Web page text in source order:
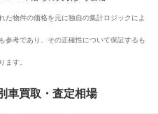
物件の価格を元に独自の集計ロジックによ
考であり、その正確性について保証するも
ます。
車買取・査定相場